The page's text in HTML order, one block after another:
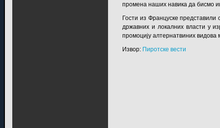
промена наших навика да бисмо
Гости из Француске
државних и локалних власти у
промоцију алтернатвиних видова
Извор: Пиротске вести